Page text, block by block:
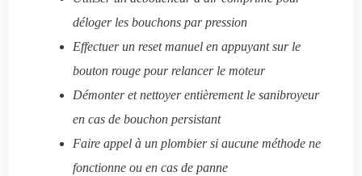
déloger les bouchons par pression
Effectuer un reset manuel en appuyant sur le
bouton rouge pour relancer le moteur
Démonter et nettoyer entièrement le sanibroyeur
en cas de bouchon persistant
Faire appel à un plombier si aucune méthode ne
fonctionne ou en cas de panne